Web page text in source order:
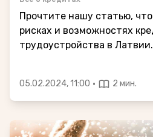
Прочтите нашу статью,
рисках и возможностях
трудоустройства в Латвии.
05.02.2024, 11:00 · 2 мин.